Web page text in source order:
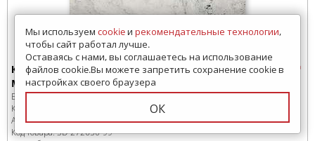
Керамогранит
Miramare Grip 25x25
Бренд:Monocibec
Коллекция:
Артикул:0124830
Код товара:SD-272650-99
Мы используем cookieи рекомендательные технологии,
чтобы сайт работал лучше.
Оставаясь с нами, вы соглашаетесь на использование
файлов cookie.Вы можете запретить сохранение cookie в
настройках своего браузера
ОК